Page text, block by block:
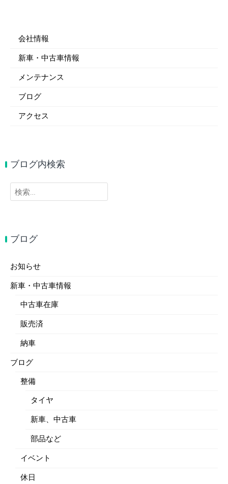
会社情報
新車・中古車情報
メンテナンス
ブログ
アクセス
ブログ内検索
検
索:
ブログ
お知らせ
新車・中古車情報
中古車在庫
販売済
納車
ブログ
整備
タイヤ
新車、中古車
部品など
イベント
休日